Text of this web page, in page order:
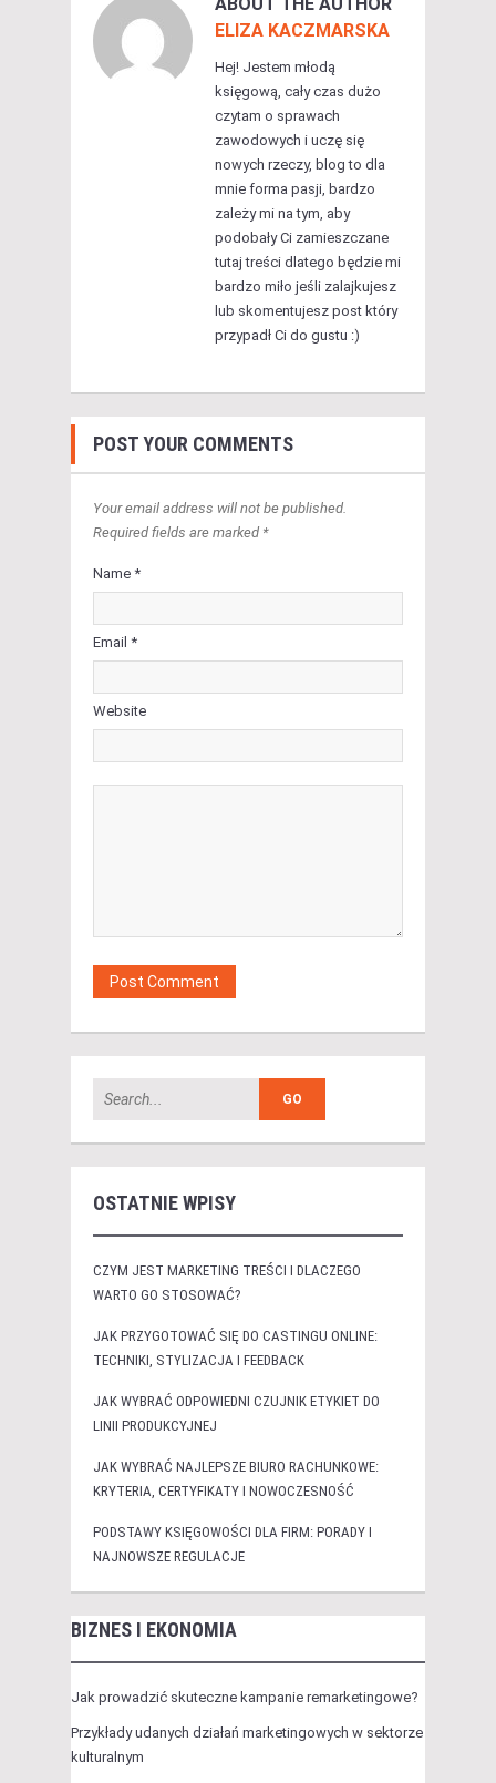
ELIZA KACZMARSKA
Hej! Jestem młodą
księgową, cały czas dużo
czytam o sprawach
zawodowych i uczę się
nowych rzeczy, blog to dla
mnie forma pasji, bardzo
zależy mi na tym, aby
podobały Ci zamieszczane
tutaj treści dlatego będzie mi
bardzo miło jeśli zalajkujesz
lub skomentujesz post który
przypadł Ci do gustu :)
POST YOUR COMMENTS
Your email address will not be published.
Required fields are marked *
Name *
Email *
Website
OSTATNIE WPISY
CZYM JEST MARKETING TREŚCI I DLACZEGO
WARTO GO STOSOWAĆ?
JAK PRZYGOTOWAĆ SIĘ DO CASTINGU ONLINE:
TECHNIKI, STYLIZACJA I FEEDBACK
JAK WYBRAĆ ODPOWIEDNI CZUJNIK ETYKIET DO
LINII PRODUKCYJNEJ
JAK WYBRAĆ NAJLEPSZE BIURO RACHUNKOWE:
KRYTERIA, CERTYFIKATY I NOWOCZESNOŚĆ
PODSTAWY KSIĘGOWOŚCI DLA FIRM: PORADY I
NAJNOWSZE REGULACJE
BIZNES I EKONOMIA
Jak prowadzić skuteczne kampanie remarketingowe?
Przykłady udanych działań marketingowych w sektorze
kulturalnym